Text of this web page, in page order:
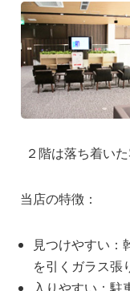
２階は落ち着い
当店の特徴：
見つけやすい：
を引くガラス張